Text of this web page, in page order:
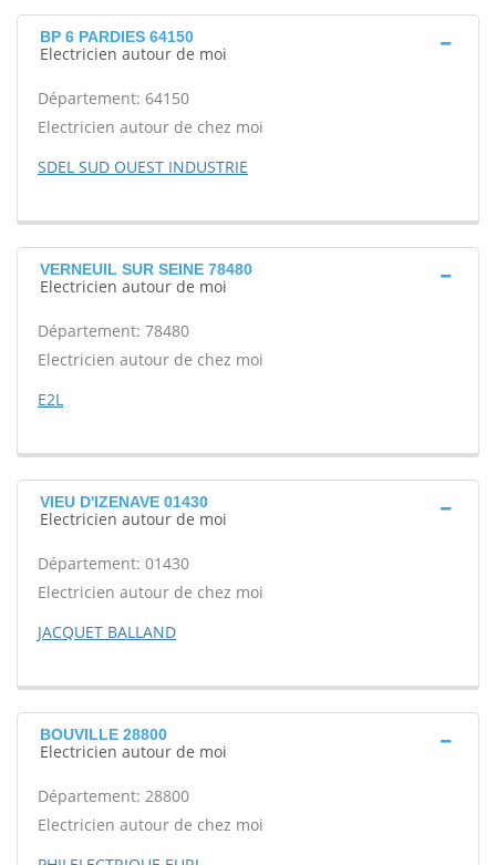
BP 6 PARDIES 64150
Electricien autour de moi
Département: 64150
Electricien autour de chez moi
SDEL SUD OUEST INDUSTRIE
VERNEUIL SUR SEINE 78480
Electricien autour de moi
Département: 78480
Electricien autour de chez moi
E2L
VIEU D'IZENAVE 01430
Electricien autour de moi
Département: 01430
Electricien autour de chez moi
JACQUET BALLAND
BOUVILLE 28800
Electricien autour de moi
Département: 28800
Electricien autour de chez moi